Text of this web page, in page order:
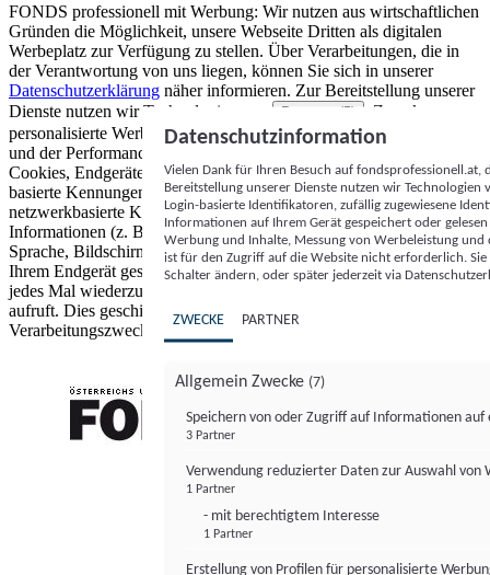
FONDS professionell mit Werbung: Wir nutzen aus wirtschaftlichen
Gründen die Möglichkeit, unsere Webseite Dritten als digitalen
Werbeplatz zur Verfügung zu stellen. Über Verarbeitungen, die in
der Verantwortung von uns liegen, können Sie sich in unserer
Datenschutzerklärung näher informieren. Zur Bereitstellung unserer
Dienste nutzen wir Technologien von
Partnern (5)
. Zwecke:
personalisierte Werbung und Inhalte, Messung von Werbeleistung
und der Performance von Inhalten sowie Zielgruppenforschung.
Cookies, Endgeräte- oder ähnliche Online-Kennungen (z. B. login-
basierte Kennungen, zufällig generierte Kennungen,
netzwerkbasierte Kennungen) können zusammen mit anderen
Informationen (z. B. Browsertyp und Browserinformationen,
Sprache, Bildschirmgröße, unterstützte Technologien usw.) auf
Ihrem Endgerät gespeichert oder von dort ausgelesen werden, um es
jedes Mal wiederzuerkennen, wenn es eine App oder einer Webseite
aufruft. Dies geschieht für einen oder mehrere der hier aufgeführten
Verarbeitungszwecke.
Datenschutzinformation
Vielen Dank für Ihren Besuch auf
Bereitstellung unserer Dienste nutzen wir Technologien
Login-basierte Identifikatoren, zufällig zugewiesene
Informationen auf Ihrem Gerät gespeichert oder
Werbung und Inhalte, Messung von Werbeleistung
ist für den Zugriff auf die Website nicht erforderlich.
Schalter ändern, oder später jederzeit via
ZWECKE PARTNER
Allgemein Zwecke (7)
Speichern von oder Zugriff auf Informationen auf
3 Partner
Verwendung reduzierter Daten zur Auswahl von
1 Partner
- mit berechtigtem Interesse
1 Partner
Erstellung von Profilen für personalisierte
FONDS professionell